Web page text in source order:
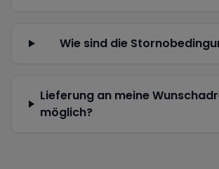
Wie sind die
Lieferung an meine
möglich?